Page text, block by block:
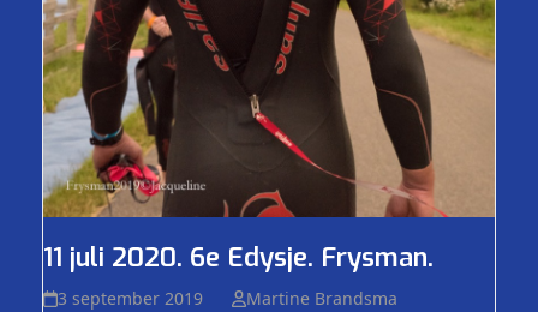
11 juli 2020. 6e Edysje. Frysman.
3 september 2019 Martine Brandsma